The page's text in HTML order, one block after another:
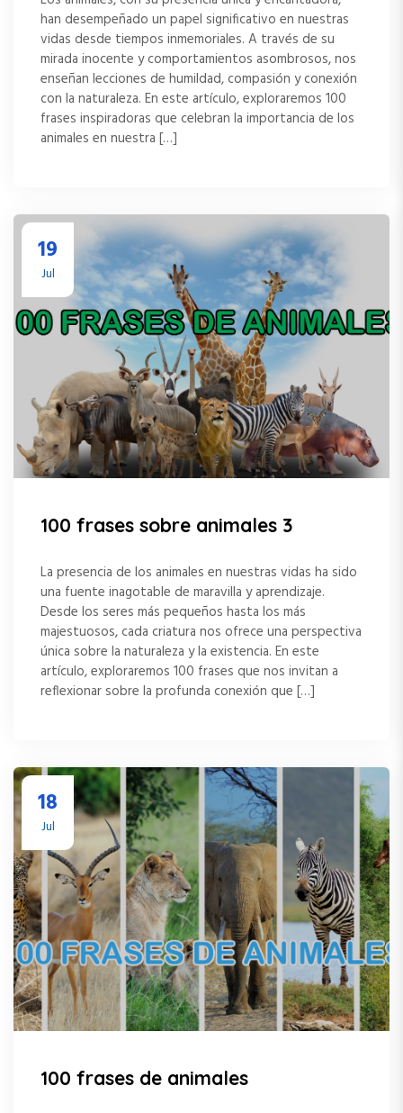
han desempeñado un papel significativo en nuestras
vidas desde tiempos inmemoriales. A través de su
mirada inocente y comportamientos asombrosos, nos
enseñan lecciones de humildad, compasión y conexión
con la naturaleza. En este artículo, exploraremos 100
frases inspiradoras que celebran la importancia de los
animales en nuestra […]
19
Jul
100 frases sobre animales 3
La presencia de los animales en nuestras vidas ha sido
una fuente inagotable de maravilla y aprendizaje.
Desde los seres más pequeños hasta los más
majestuosos, cada criatura nos ofrece una perspectiva
única sobre la naturaleza y la existencia. En este
artículo, exploraremos 100 frases que nos invitan a
reflexionar sobre la profunda conexión que […]
18
Jul
100 frases de animales